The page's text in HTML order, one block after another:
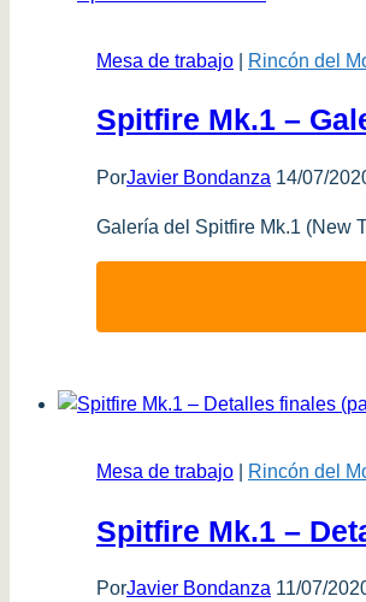
Mesa de trabajo Rincón del
Spitfire Mk.1 –
PorJavier Bondanza 14/07/
Galería del Spitfire Mk.1 (New
Mesa de trabajo Rincón del
Spitfire Mk.1 –
PorJavier Bondanza 11/07/